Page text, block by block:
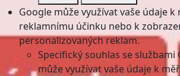
Google může využívat vaše údaje
reklamnímu účinku nebo k
personalizovaných reklam.
Specifický souhlas se službami
může využívat vaše údaje k